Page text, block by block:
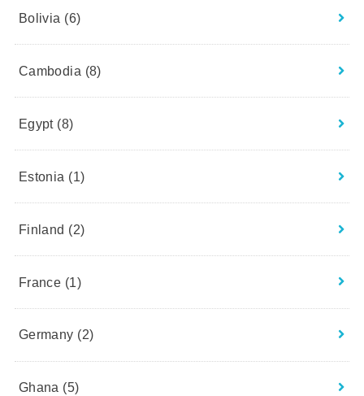
Bolivia (6)
Cambodia (8)
Egypt (8)
Estonia (1)
Finland (2)
France (1)
Germany (2)
Ghana (5)